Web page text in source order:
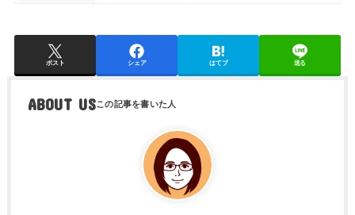
ポスト シェア はてブ 送る
ABOUT US